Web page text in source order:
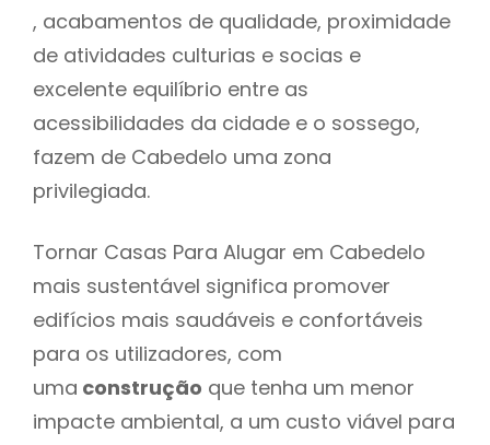
, acabamentos de qualidade, proximidade
de atividades culturias e socias e
excelente equilíbrio entre as
acessibilidades da cidade e o sossego,
fazem de Cabedelo uma zona
privilegiada.
Tornar Casas Para Alugar em Cabedelo
mais sustentável significa promover
edifícios mais saudáveis e confortáveis
para os utilizadores, com
uma construção que tenha um menor
impacte ambiental, a um custo viável para